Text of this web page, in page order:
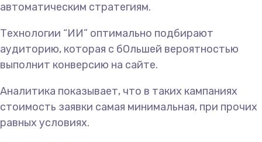
автоматическим стратегиям.
Технологии “ИИ” оптимально подбирают
аудиторию, которая с бОльшей вероятностью
выполнит конверсию на сайте.
Аналитика показывает, что в таких кампаниях
стоимость заявки самая минимальная, при прочих
равных условиях.